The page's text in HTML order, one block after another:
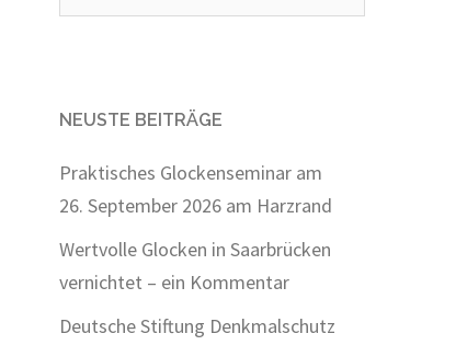
nach:
NEUSTE BEITRÄGE
Praktisches Glockenseminar am
26. September 2026 am Harzrand
Wertvolle Glocken in Saarbrücken
vernichtet – ein Kommentar
Deutsche Stiftung Denkmalschutz